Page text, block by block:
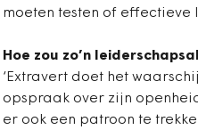
moeten testen of effectieve
Hoe zou zo’n
‘Extravert doet het
opspraak over zijn
er ook een patroon te